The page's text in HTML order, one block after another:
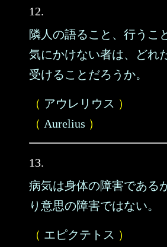
12.
隣人の語ること、行うこ
気にかけない者は、どれ
受けることだろうか。
（ アウレリウス ）
（ Aurelius ）
13.
病気は身体の障害である
り意思の障害ではない。
（ エピクテトス ）